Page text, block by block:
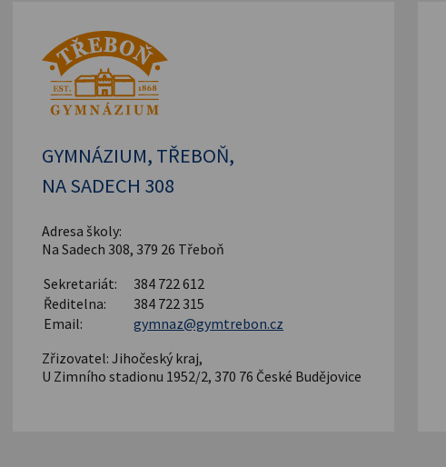
GYMNÁZIUM, TŘEBOŇ,
NA SADECH 308
Adresa školy:
Na Sadech 308, 379 26 Třeboň
Sekretariát:
384 722 612
Ředitelna:
384 722 315
Email:
gymnaz@gymtrebon.cz
Zřizovatel: Jihočeský kraj,
U Zimního stadionu 1952/2, 370 76 České Budějovice